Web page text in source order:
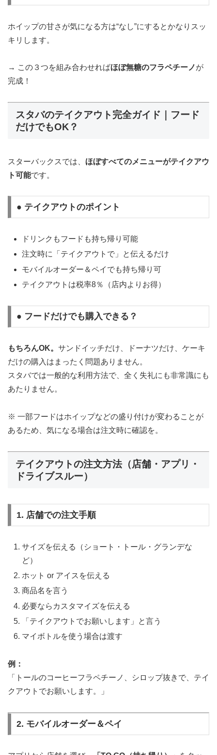
ホイップの甘さが気になる方は“なし”にするとかなりスッ
キリします。
→ この３つを組み合わせればほぼ無糖のフラペチーノが
完成！
スタバのテイクアウト完全ガイド｜フード
だけでもOK？
スターバックスでは、 ほぼすべてのメニューがテイクアウ
ト可能です。
● テイクアウトのポイント
ドリンクもフードも持ち帰り可能
注文時に「テイクアウトで」と伝えるだけ
モバイルオーダー＆ペイでも持ち帰り可
テイクアウトは税率8％（店内よりお得）
● フードだけでも購入できる？
もちろんOK。 サンドイッチだけ、ドーナツだけ、ケーキ
だけの購入はまったく問題ありません。
スタバでは一般的な利用方法で、全く失礼にも非常識にも
あたりません。
※ 一部フードはホイップなどの盛り付けが変わることが
あるため、気になる場合は注文時に確認を。
テイクアウトの注文方法（店舗・アプリ・
ドライブスルー）
1. 店舗での注文手順
サイズを伝える（ショート・トール・グランデな
ど）
ホット or アイスを伝える
商品名を言う
必要ならカスタマイズを伝える
「テイクアウトでお願いします」と言う
マイボトルを使う場合は渡す
例：
「トールのコーヒーフラペチーノ、シロップ抜きで、テイ
クアウトでお願いします。」
2. モバイルオーダー＆ペイ